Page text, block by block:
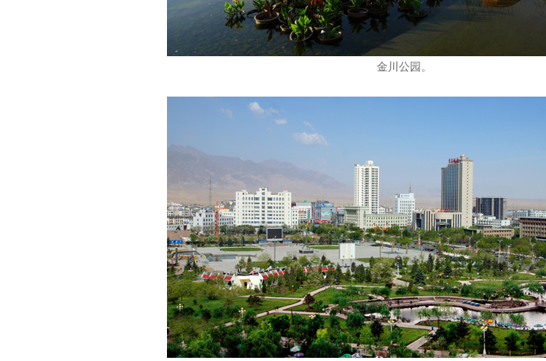
金川公园。